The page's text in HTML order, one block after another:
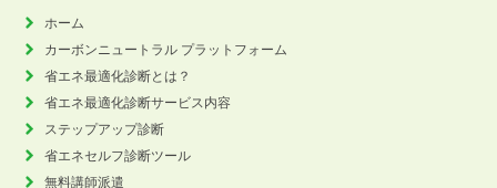
ホーム
カーボンニュートラル プラットフォーム
省エネ最適化診断とは？
省エネ最適化診断サービス内容
ステップアップ診断
省エネセルフ診断ツール
無料講師派遣